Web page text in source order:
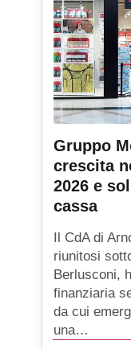
Gruppo
crescita
2026 e
cassa
Il CdA di
riunitosi
Berlusconi,
finanziaria
da cui
una…